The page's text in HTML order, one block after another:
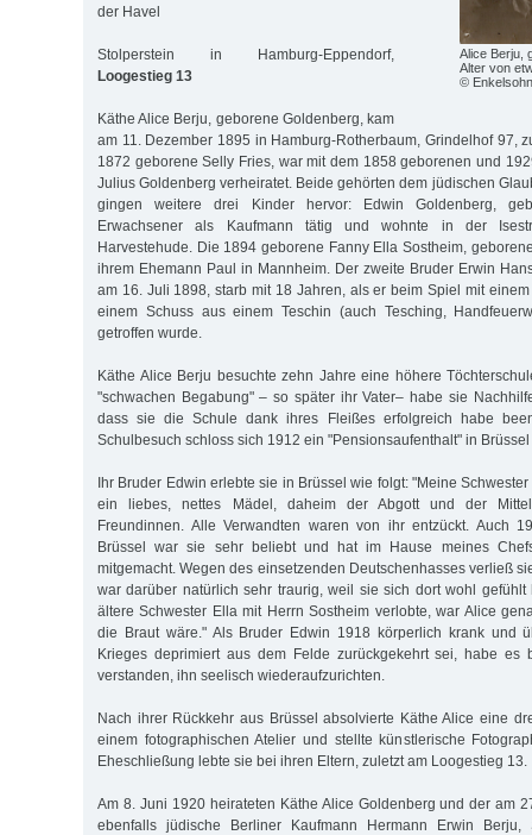
Alice Berju,
Alter von
©
der Havel
Stolperstein in Hamburg-Eppendorf,
Loogestieg 13
Käthe Alice Berju, geborene Goldenberg, kam
am 11. Dezember 1895 in Hamburg-Rotherbaum, Grindelhof 97,
1872 geborene Selly Fries, war mit dem 1858 geborenen und
Julius Goldenberg verheiratet. Beide gehörten dem jüdischen
gingen weitere drei Kinder hervor: Edwin Goldenberg,
Erwachsener als Kaufmann tätig und wohnte in der
Harvestehude. Die 1894 geborene Fanny Ella Sostheim,
ihrem Ehemann Paul in Mannheim. Der zweite Bruder Erwin
am 16. Juli 1898, starb mit 18 Jahren, als er beim Spiel mit
einem Schuss aus einem Teschin (auch Tesching,
getroffen wurde.
Käthe Alice Berju besuchte zehn Jahre eine höhere
"schwachen Begabung" – so später ihr Vater– habe sie
dass sie die Schule dank ihres Fleißes erfolgreich habe
Schulbesuch schloss sich 1912 ein "Pensionsaufenthalt" in Brüssel
Ihr Bruder Edwin erlebte sie in Brüssel wie folgt: "Meine
ein liebes, nettes Mädel, daheim der Abgott und der
Freundinnen. Alle Verwandten waren von ihr entzückt. Auch
Brüssel war sie sehr beliebt und hat im Hause meines
mitgemacht. Wegen des einsetzenden Deutschenhasses verließ
war darüber natürlich sehr traurig, weil sie sich dort wohl gefühlt
ältere Schwester Ella mit Herrn Sostheim verlobte, war Alice
die Braut wäre." Als Bruder Edwin 1918 körperlich krank und
Krieges deprimiert aus dem Felde zurückgekehrt sei, habe es
verstanden, ihn seelisch wiederaufzurichten.
Nach ihrer Rückkehr aus Brüssel absolvierte Käthe Alice eine
einem fotographischen Atelier und stellte künstlerische
Eheschließung lebte sie bei ihren Eltern, zuletzt am Loogestieg 13.
Am 8. Juni 1920 heirateten Käthe Alice Goldenberg und der am
ebenfalls jüdische Berliner Kaufmann Hermann Erwin Berju,